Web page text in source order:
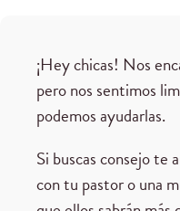
¡Hey chicas! Nos
pero nos sentimos
podemos ayudarlas.
Si buscas consejo te
con tu pastor o una